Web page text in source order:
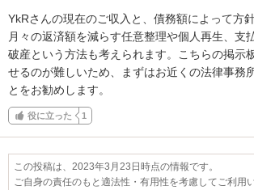
YkRさんの現在のご収入と、債務額によって方
月々の返済額を減らす任意整理や個人再生、支
破産という方法も考えられます。こちらの掲示
せるのが難しいため、まずはお近くの法律事務
とをお勧めします。
役に立った 1
この投稿は、2023年3月23日時点の情報です。
ご自身の責任のもと適法性・有用性を考慮してご利用